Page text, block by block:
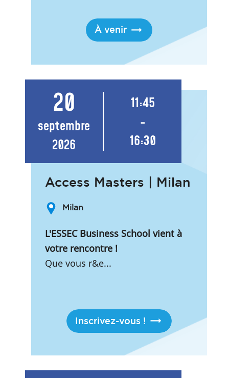
À venir
20
septembre
2026
11:45
-
16:30
Access Masters | Milan
Milan
L'ESSEC Business School vient à
votre rencontre !
Que vous r&e...
Inscrivez-vous !